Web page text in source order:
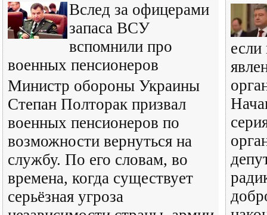
Вслед за офицерами
запаса ВСУ
вспомнили про
военных пенсионеров
Министр обороны Украины
Степан Полторак призвал
военных пенсионеров по
возможности вернуться на
службу. По его словам, во
времена, когда существует
серьёзная угроза
если